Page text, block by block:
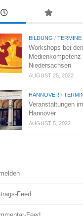
BILDUNG /TERMINE
Workshops bei
Niedersachsen
AUGUST 25, 2022
HANNOVER /
Veranstaltungen
Hannover
AUGUST 5, 2022
Feed